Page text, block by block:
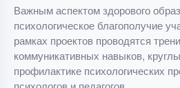
Важным аспектом здорового
психологическое благополучие
рамках проектов проводятся
коммуникативных навыков,
профилактике психологических